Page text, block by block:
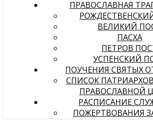
ПРАВОСЛАВНАЯ
ВЕЛИКИЙ
ПАСХА
ПЕТРОВ
УСПЕНСКИЙ
ПОУЧЕНИЯ СВЯТЫХ
СПИСОК
ПРАВОСЛАВНОЙ
РАСПИСАНИЕ
ПОЖЕРТВОВАНИЯ